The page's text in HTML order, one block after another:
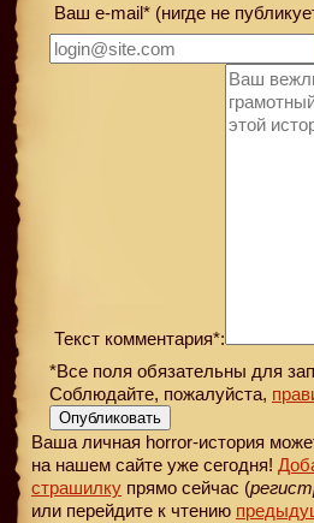
Ваш e-mail* (нигде не
Текст комментария*:
*Все поля обязательны для
Соблюдайте, пожалуйста,
Опубликовать
Ваша личная horror-история
на нашем сайте уже сегодня!
страшилку прямо сейчас (
или перейдите к чтению